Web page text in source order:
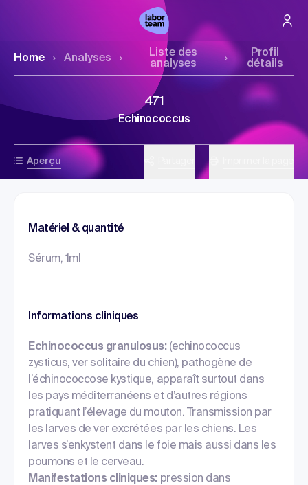
Home Analyses
Liste des
analyses
Profil
détails
Aperçu
471
Echinococcus
Matériel & quantité
Sérum, 1ml
Informations cliniques
Echinococcus granulosus:(echinococcus
zysticus, ver solitaire du chien), pathogène de
l’échinococcose kystique, apparaît surtout dans
les pays méditerranéens et d’autres régions
pratiquant l’élevage du mouton. Transmission par
les larves de ver excrétées par les chiens. Les
larves s’enkystent dans le foie mais aussi dans les
poumons et le cerveau.
Manifestations cliniques: pression dans